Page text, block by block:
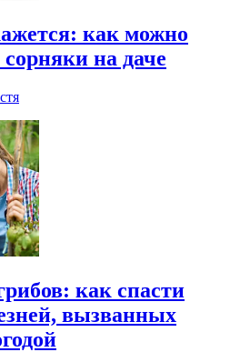
как можно
сорняки на даче
как спасти
вызванных